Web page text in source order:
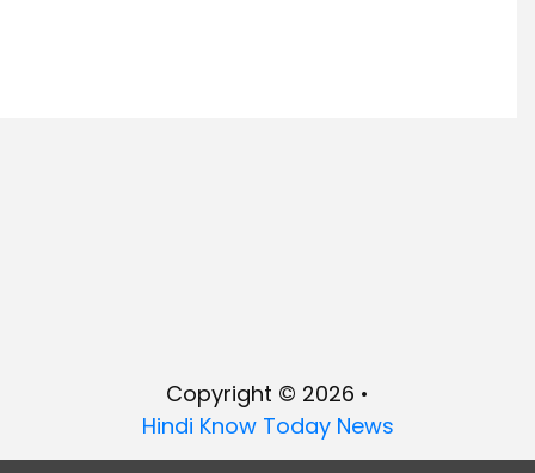
Copyright © 2026 •
Hindi Know Today News